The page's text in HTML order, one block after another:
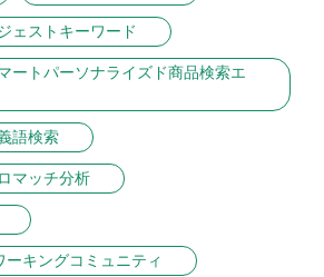
ェストキーワード
ートパーソナライズド商品検索エ
語検索
マッチ分析
ーキングコミュニティ